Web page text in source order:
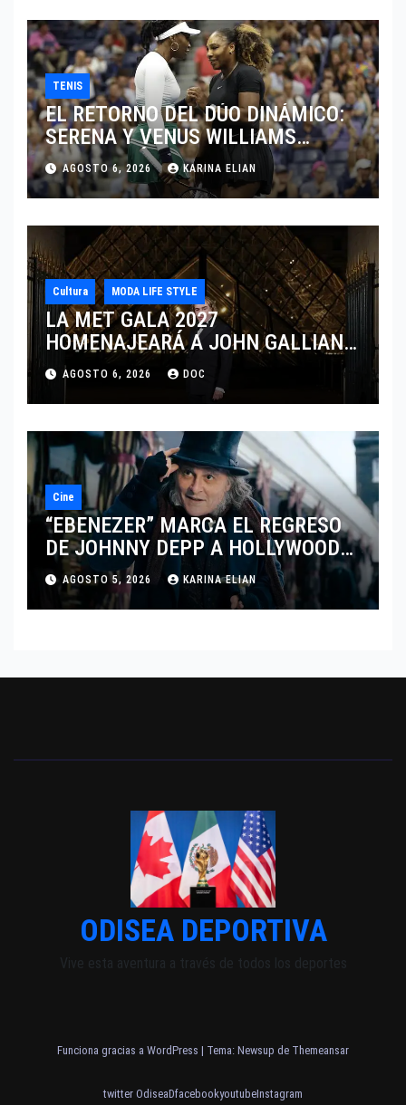
TENIS
EL RETORNO DEL DÚO DINÁMICO:
SERENA Y VENUS WILLIAMS
DISPUTARÁN LOS DOBLES EN
CINCINNATI 2026
AGOSTO 6, 2026 KARINA ELIAN
Cultura MODA LIFE STYLE
LA MET GALA 2027
HOMENAJEARÁ A JOHN GALLIANO
MARCANDO EL REGRESO DEL REY
DEL DRAMATISMO
AGOSTO 6, 2026 DOC
Cine
“EBENEZER” MARCA EL REGRESO
DE JOHNNY DEPP A HOLLYWOOD
TRAS SU PASO POR EL CINE
INDEPENDIENTE EUROPEO
AGOSTO 5, 2026 KARINA ELIAN
ODISEA DEPORTIVA
Vive esta aventura a través de todos los deportes
Funciona gracias a WordPress | Tema: Newsup de Themeansar
twitter OdiseaDfacebookyoutubeInstagram